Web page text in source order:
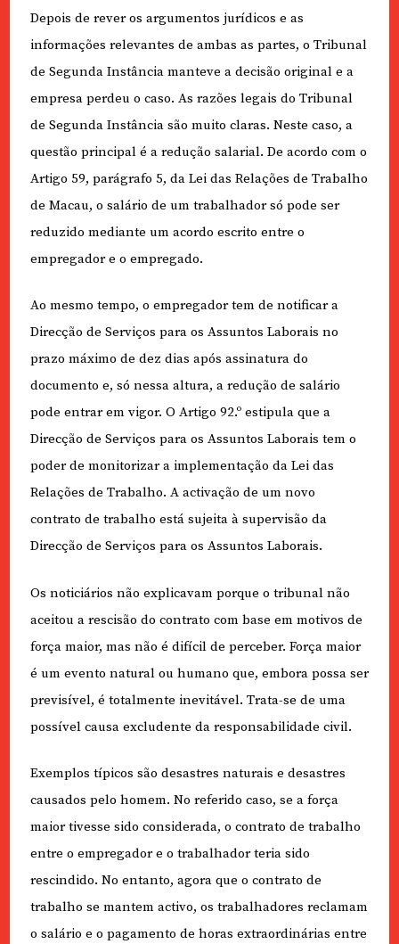
Depois de rever os argumentos jurídicos e as
informações relevantes de ambas as partes, o Tribunal
de Segunda Instância manteve a decisão original e a
empresa perdeu o caso. As razões legais do Tribunal
de Segunda Instância são muito claras. Neste caso, a
questão principal é a redução salarial. De acordo com o
Artigo 59, parágrafo 5, da Lei das Relações de Trabalho
de Macau, o salário de um trabalhador só pode ser
reduzido mediante um acordo escrito entre o
empregador e o empregado.
Ao mesmo tempo, o empregador tem de notificar a
Direcção de Serviços para os Assuntos Laborais no
prazo máximo de dez dias após assinatura do
documento e, só nessa altura, a redução de salário
pode entrar em vigor. O Artigo 92.º estipula que a
Direcção de Serviços para os Assuntos Laborais tem o
poder de monitorizar a implementação da Lei das
Relações de Trabalho. A activação de um novo
contrato de trabalho está sujeita à supervisão da
Direcção de Serviços para os Assuntos Laborais.
Os noticiários não explicavam porque o tribunal não
aceitou a rescisão do contrato com base em motivos de
força maior, mas não é difícil de perceber. Força maior
é um evento natural ou humano que, embora possa ser
previsível, é totalmente inevitável. Trata-se de uma
possível causa excludente da responsabilidade civil.
Exemplos típicos são desastres naturais e desastres
causados pelo homem. No referido caso, se a força
maior tivesse sido considerada, o contrato de trabalho
entre o empregador e o trabalhador teria sido
rescindido. No entanto, agora que o contrato de
trabalho se mantem activo, os trabalhadores reclamam
o salário e o pagamento de horas extraordinárias entre